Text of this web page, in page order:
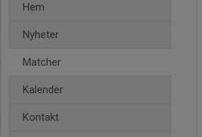
Hem
Nyheter
Matcher
Kalender
Kontakt